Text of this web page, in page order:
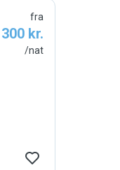
fra
300 kr.
/nat